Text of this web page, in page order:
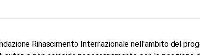
Rinascimento Internazionale nell'ambito del